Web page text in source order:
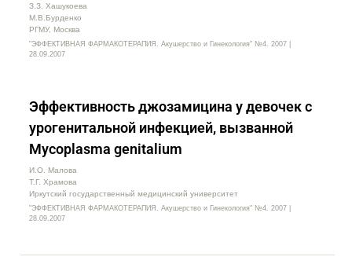
З.З. Хашукоева
М.В.Бурденко
РГМУ, Москва
"ЭФФЕКТИВНАЯ ФАРМАКОТЕРАПИЯ. Акушерство и Гинекология" №4. 2007 |
28.09.2007
Эффективность джозамицина у девочек с
урогенитальной инфекцией, вызванной
Мycoplasma genitalium
И.О. Малова
Т.Г. Храмова
Иркутский государственный медицинский университет
"ЭФФЕКТИВНАЯ ФАРМАКОТЕРАПИЯ. Акушерство и Гинекология" №4. 2007 |
28.09.2007